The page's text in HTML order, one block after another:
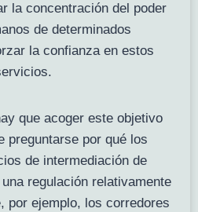
la concentración del poder
de determinados
la confianza en estos
que acoger este objetivo
preguntarse por qué los
de intermediación de
regulación relativamente
por ejemplo, los corredores